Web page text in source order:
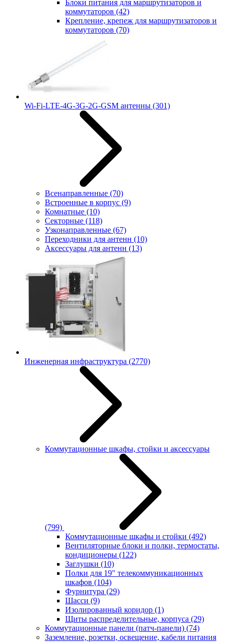
Блоки питания для маршрутизаторов и
коммутаторов (42)
Крепление, крепеж для маршрутизаторов и
коммутаторов (70)
Wi-Fi-LTE-4G-3G-2G-GSM антенны (301)
Всенаправленные (70)
Встроенные в корпус (9)
Комнатные (10)
Секторные (118)
Узконаправленные (67)
Переходники для антенн (10)
Аксессуары для антенн (13)
Инженерная инфраструктура (2770)
Коммутационные шкафы, стойки и аксессуары
(799)
Коммутационные шкафы и стойки (492)
Вентиляторные блоки и полки, термостаты,
кондиционеры (122)
Заглушки (10)
Полки для 19" телекоммуникационных
шкафов (104)
Фурнитура (29)
Шасси (9)
Изолированный коридор (1)
Щиты распределительные, корпуса (29)
Коммутационные панели (патч-панели) (74)
Заземление, розетки, освещение, кабели питания